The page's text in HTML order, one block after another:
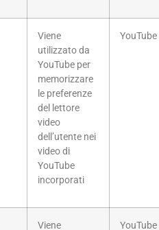
Viene
utilizzato da
YouTube per
memorizzare
le preferenze
del lettore
video
dell’utente nei
video di
YouTube
incorporati
YouTube
Viene
YouTube